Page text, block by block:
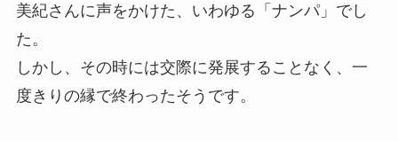
美紀さんに声をかけた、いわゆる「ナンパ」でし
た。
しかし、その時には交際に発展することなく、一
度きりの縁で終わったそうです。